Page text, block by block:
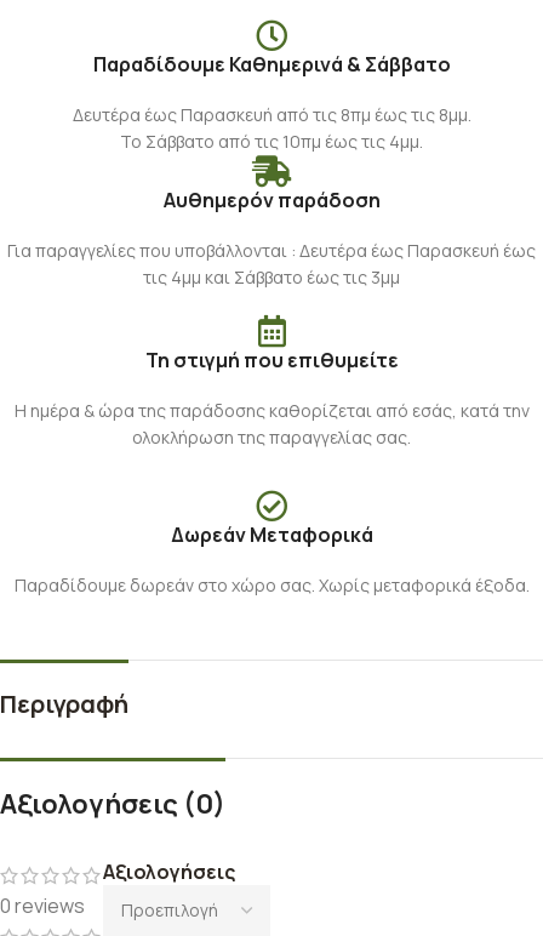
Παραδίδουμε Καθημερινά & Σάββατο
Δευτέρα έως Παρασκευή από τις 8πμ έως τις 8μμ.
Το Σάββατο από τις 10πμ έως τις 4μμ.
Αυθημερόν παράδοση
Για παραγγελίες που υποβάλλονται : Δευτέρα έως Παρασκευή έως
τις 4μμ και Σάββατο έως τις 3μμ
Τη στιγμή που επιθυμείτε
Η ημέρα & ώρα της παράδοσης καθορίζεται από εσάς, κατά την
ολοκλήρωση της παραγγελίας σας.
Δωρεάν Μεταφορικά
Παραδίδουμε δωρεάν στο χώρο σας. Χωρίς μεταφορικά έξοδα.
Περιγραφή
Αξιολογήσεις (0)
0 reviews
Αξιολογήσεις